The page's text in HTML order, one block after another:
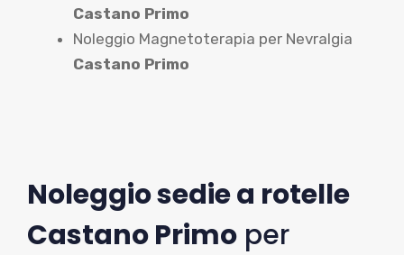
Castano Primo
Noleggio Magnetoterapia per Nevralgia
Castano Primo
Noleggio sedie a rotelle
Castano Primo per